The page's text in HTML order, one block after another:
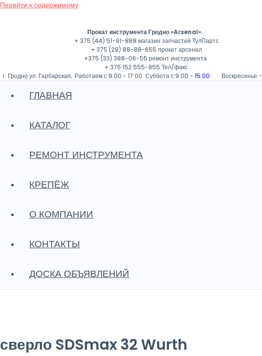
Перейти к содержимому
Прокат инструмента Гродно «Arsenal».
+ 375 (44) 51-91-888 магазин запчастей ТулПартс
+ 375 (29) 88-88-655 прокат арсенал
+375 (33) 388-06-55 ремонт инструмента
+ 375 152 555-855 Тел/факс
г. Гродно ул. Гарбарская, Работаем с 9:00 - 17:00 Суббота с 9:00 - 15:00 Воскресенье -
ГЛАВНАЯ
КАТАЛОГ
РЕМОНТ ИНСТРУМЕНТА
КРЕПЁЖ
О КОМПАНИИ
КОНТАКТЫ
ДОСКА ОБЪЯВЛЕНИЙ
сверло SDSmax 32 Wurth